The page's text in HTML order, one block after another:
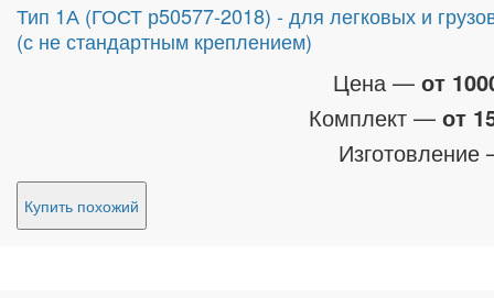
Тип 1А (ГОСТ р50577-2018) - для легковых и
(с не стандартным креплением)
Цена — от
Комплект — от
Купить похожий